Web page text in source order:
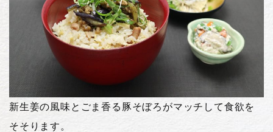
新生姜の風味とごま香る豚そぼろがマッチして食欲を
そそります。